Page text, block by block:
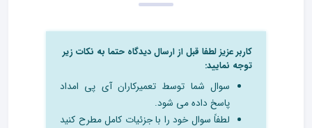
کاربر عزیز لطفا قبل از ارسال دیدگاه حتما به نکات زیر
توجه نمایید:
سوال شما توسط تعمیرکاران آی پی امداد
پاسخ داده می شود.
لطفاً سوال خود را با جزئیات کامل مطرح کنید